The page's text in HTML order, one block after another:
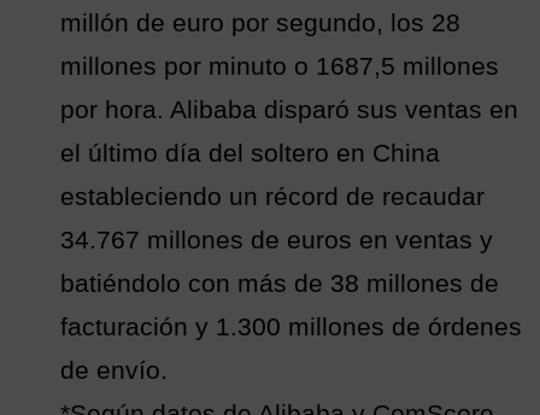
millón de euro por segundo, los 28
millones por minuto o 1687,5 millones
por hora. Alibaba disparó sus ventas en
el último día del soltero en China
estableciendo un récord de recaudar
34.767 millones de euros en ventas y
batiéndolo con más de 38 millones de
facturación y 1.300 millones de órdenes
de envío.